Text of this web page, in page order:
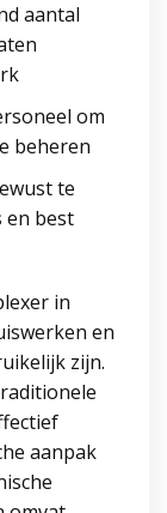
aantal
om
beheren
te
en best
in
en
zijn.
aanpak